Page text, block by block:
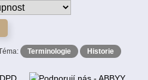
Terminologie Historie